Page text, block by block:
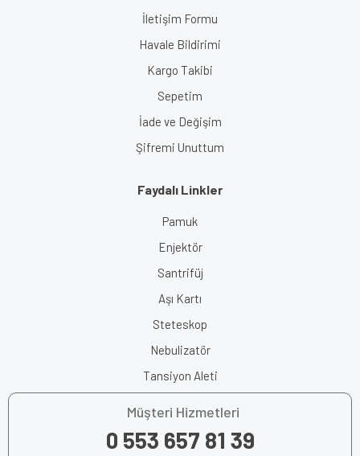
İletişim Formu
Havale Bildirimi
Kargo Takibi
Sepetim
İade ve Değişim
Şifremi Unuttum
Faydalı Linkler
Pamuk
Enjektör
Santrifüj
Aşı Kartı
Steteskop
Nebulizatör
Tansiyon Aleti
Müşteri Hizmetleri
0 553 657 81 39